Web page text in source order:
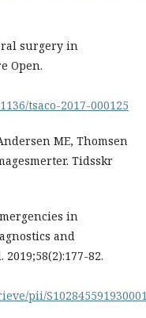
surgery in
Open.
tsaco-2017-000125
ME, Thomsen
Tidsskr
in
and
82.
pii/